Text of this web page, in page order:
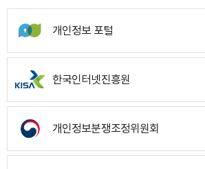
개인정보 포털
한국인터넷진흥원
개인정보분쟁조정위원회